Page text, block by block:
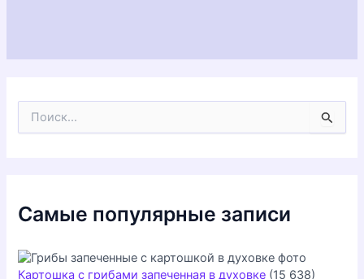
Самые популярные записи
Картошка с грибами запеченная в духовке (15 638)